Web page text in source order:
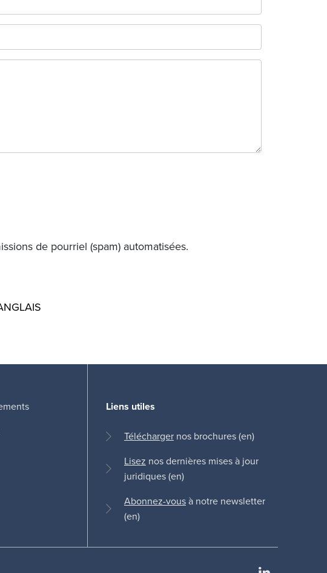
de pourriel (spam) automatisées.
Liens utiles
Télécharger nos brochures (en)
Lisez nos dernières mises à jour
juridiques (en)
Abonnez-vousà notre newsletter
(en)